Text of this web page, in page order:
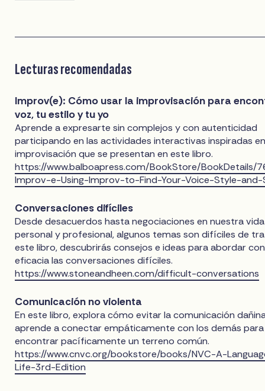
Lecturas recomendadas
Improv(e): Cómo usar la improvisación para
voz, tu estilo y tu yo
Aprende a expresarte sin complejos y con autenticidad
participando en las actividades interactivas inspiradas
improvisación que se presentan en este libro.
https://www.balboapress.com/BookStore/BookDetails/
Improv-e-Using-Improv-to-Find-Your-Voice-Style-and-
Conversaciones difíciles
Desde desacuerdos hasta negociaciones en nuestra vida
personal y profesional, algunos temas son difíciles de
este libro, descubrirás consejos e ideas para abordar con
eficacia las conversaciones difíciles.
https://www.stoneandheen.com/difficult-conversations
Comunicación no violenta
En este libro, explora cómo evitar la comunicación
aprende a conectar empáticamente con los demás para
encontrar pacíficamente un terreno común.
https://www.cnvc.org/bookstore/books/NVC-A-
Life-3rd-Edition